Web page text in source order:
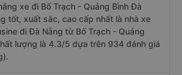
xe đi Bố Trạch - Quảng Bình Đà
tốt, xuất sắc, cao cấp nhất là nhà xe
đi Đà Nẵng từ Bố Trạch - Quảng
lượng là 4.3/5 dựa trên 934 đánh giá